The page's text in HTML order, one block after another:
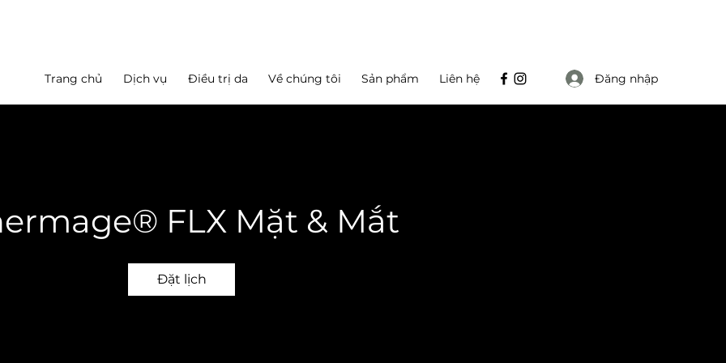
Trang chủ Dịch vụ Điều trị da Về chúng tôi Sản phẩm Liên hệ Đăng nhập
FLX Mặt & Mắt
Đặt lịch